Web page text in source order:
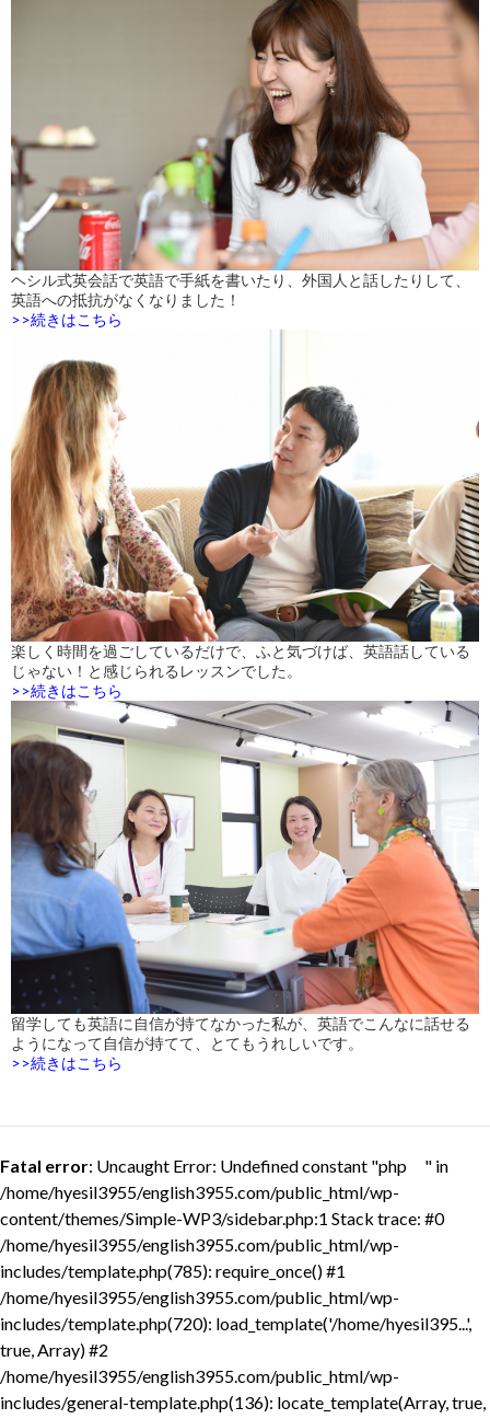
ヘシル式英会話で英語で手紙を書いたり、外国人と話したりして、
英語への抵抗がなくなりました！
>>続きはこちら
楽しく時間を過ごしているだけで、ふと気づけば、英語話している
じゃない！と感じられるレッスンでした。
>>続きはこちら
留学しても英語に自信が持てなかった私が、英語でこんなに話せる
ようになって自信が持てて、とてもうれしいです。
>>続きはこちら
Fatal error: Uncaught Error: Undefined constant "php " in
/home/hyesil3955/english3955.com/public_html/wp-
content/themes/Simple-WP3/sidebar.php:1 Stack trace: #0
/home/hyesil3955/english3955.com/public_html/wp-
includes/template.php(785): require_once() #1
/home/hyesil3955/english3955.com/public_html/wp-
includes/template.php(720): load_template('/home/hyesil395...',
true, Array) #2
/home/hyesil3955/english3955.com/public_html/wp-
includes/general-template.php(136): locate_template(Array, true,